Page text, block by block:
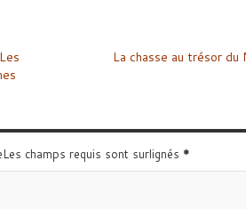
La chasse au trésor du
champs requis sont surlignés *